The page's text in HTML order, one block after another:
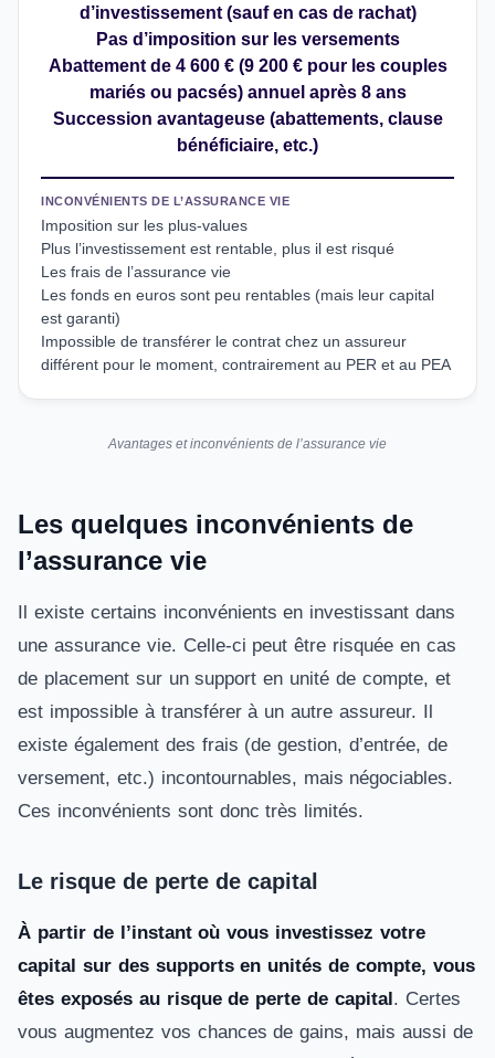
d’investissement (sauf en cas de rachat)
Pas d’imposition sur les versements
Abattement de 4 600 € (9 200 € pour les couples
mariés ou pacsés) annuel après 8 ans
Succession avantageuse (abattements, clause
bénéficiaire, etc.)
INCONVÉNIENTS DE L’ASSURANCE VIE
Imposition sur les plus-values
Plus l’investissement est rentable, plus il est risqué
Les frais de l’assurance vie
Les fonds en euros sont peu rentables (mais leur capital
est garanti)
Impossible de transférer le contrat chez un assureur
différent pour le moment, contrairement au PER et au PEA
Avantages et inconvénients de l’assurance vie
Les quelques inconvénients de
l’assurance vie
Il existe certains inconvénients en investissant dans
une assurance vie. Celle-ci peut être risquée en cas
de placement sur un support en unité de compte, et
est impossible à transférer à un autre assureur. Il
existe également des frais (de gestion, d’entrée, de
versement, etc.) incontournables, mais négociables.
Ces inconvénients sont donc très limités.
Le risque de perte de capital
À partir de l’instant où vous investissez votre
capital sur des supports en unités de compte, vous
êtes exposés au risque de perte de capital. Certes
vous augmentez vos chances de gains, mais aussi de